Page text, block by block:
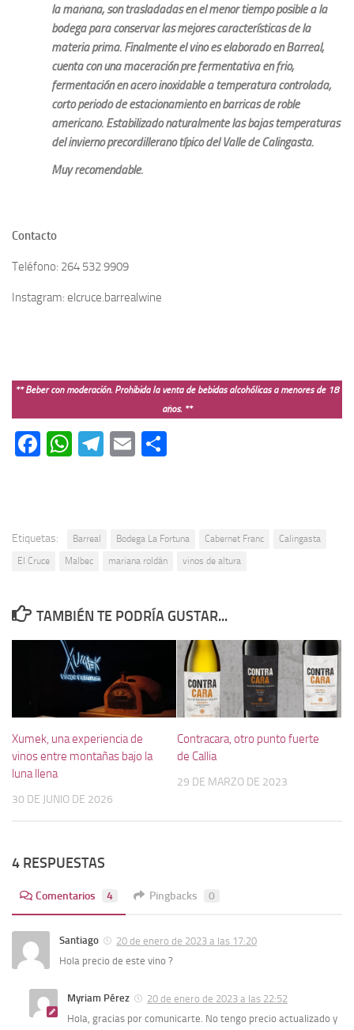
la mañana, son trasladadas en el menor tiempo posible a la
bodega para conservar las mejores características de la
materia prima. Finalmente el vino es elaborado en Barreal,
cuenta con una maceración pre fermentativa en frio,
fermentación en acero inoxidable a temperatura controlada,
corto periodo de estacionamiento en barricas de roble
americano. Estabilizado naturalmente las bajas temperaturas
del invierno precordillerano típico del Valle de Calingasta.
Muy recomendable.
Contacto
Teléfono: 264 532 9909
Instagram: elcruce.barrealwine
** Beber con moderación. Prohibida la venta de bebidas alcohólicas a menores de 18
años. **
Facebook
WhatsApp
Telegram
Email
Etiquetas: Barreal Bodega La Fortuna Cabernet Franc
Calingasta
El Cruce
Malbec mariana roldán vinos de altura
TAMBIÉN TE PODRÍA GUSTAR...
Xumek, una experiencia de
vinos entre montañas bajo la
luna llena
30 DE JUNIO DE 2026
Contracara, otro punto fuerte
de Callia
29 DE MARZO DE 2023
4 RESPUESTAS
Comentarios 4 Pingbacks 0
Santiago
20 de enero de 2023 a las 17:20
Hola precio de este vino ?
Myriam Pérez
20 de enero de 2023 a las 22:52
Hola, gracias por comunicarte. No tengo precio actualizado y